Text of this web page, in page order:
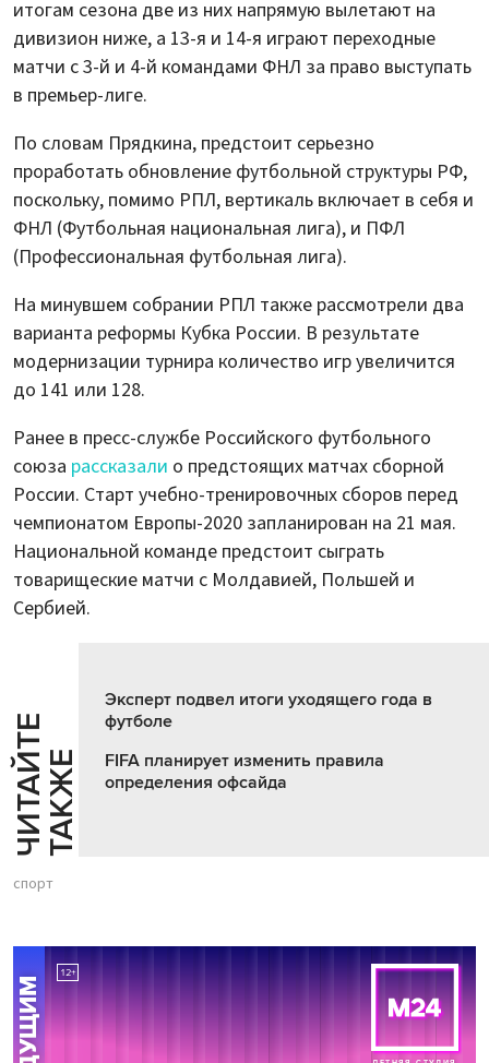
итогам сезона две из них напрямую вылетают на
дивизион ниже, а 13-я и 14-я играют переходные
матчи с 3-й и 4-й командами ФНЛ за право выступать
в премьер-лиге.
По словам Прядкина, предстоит серьезно
проработать обновление футбольной структуры РФ,
поскольку, помимо РПЛ, вертикаль включает в себя и
ФНЛ (Футбольная национальная лига), и ПФЛ
(Профессиональная футбольная лига).
На минувшем собрании РПЛ также рассмотрели два
варианта реформы Кубка России. В результате
модернизации турнира количество игр увеличится
до 141 или 128.
Ранее в пресс-службе Российского футбольного
союза рассказали о предстоящих матчах сборной
России. Старт учебно-тренировочных сборов перед
чемпионатом Европы-2020 запланирован на 21 мая.
Национальной команде предстоит сыграть
товарищеские матчи с Молдавией, Польшей и
Сербией.
Ч
И
Т
АЙ
Т
Е
Т
А
К
ЖЕ
Эксперт подвел итоги уходящего года в
футболе
FIFA планирует изменить правила
определения офсайда
спорт